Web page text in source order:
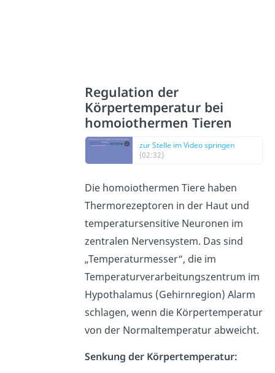
Regulation der
Körpertemperatur bei
homoiothermen Tieren
zur Stelle im Video springen
(02:32)
Die homoiothermen Tiere haben
Thermorezeptoren in der Haut und
temperatursensitive Neuronen im
zentralen Nervensystem. Das sind
„Temperaturmesser“, die im
Temperaturverarbeitungszentrum im
Hypothalamus (Gehirnregion) Alarm
schlagen, wenn die Körpertemperatur
von der Normaltemperatur abweicht.
Senkung der Körpertemperatur: